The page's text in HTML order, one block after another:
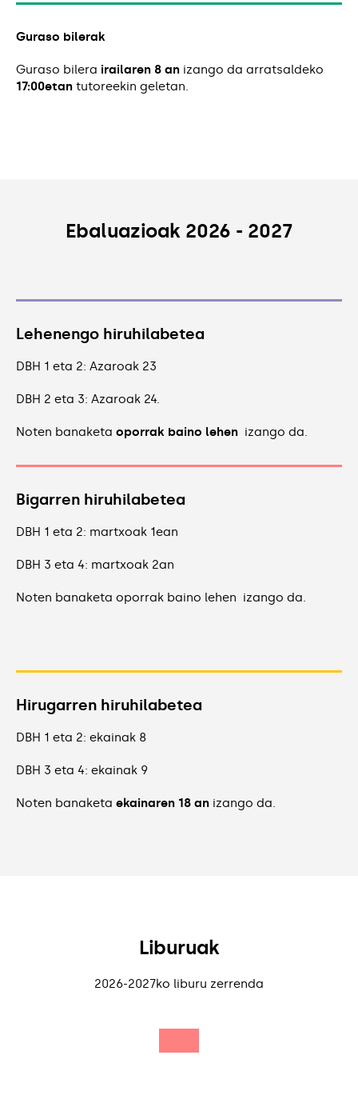
Guraso bilerak
Guraso bilera irailaren 8 an izango da arratsaldeko
17:00etan tutoreekin geletan.
Ebaluazioak 2026 - 2027
Lehenengo hiruhilabetea
DBH 1 eta 2: Azaroak 23
DBH 2 eta 3: Azaroak 24.
Noten banaketa oporrak baino lehen izango da.
Bigarren hiruhilabetea
DBH 1 eta 2: martxoak 1ean
DBH 3 eta 4: martxoak 2an
Noten banaketa oporrak baino lehen izango da.
Hirugarren hiruhilabetea
DBH 1 eta 2: ekainak 8
DBH 3 eta 4: ekainak 9
Noten banaketa ekainaren 18 an izango da.
Liburuak
2026-2027ko liburu zerrenda